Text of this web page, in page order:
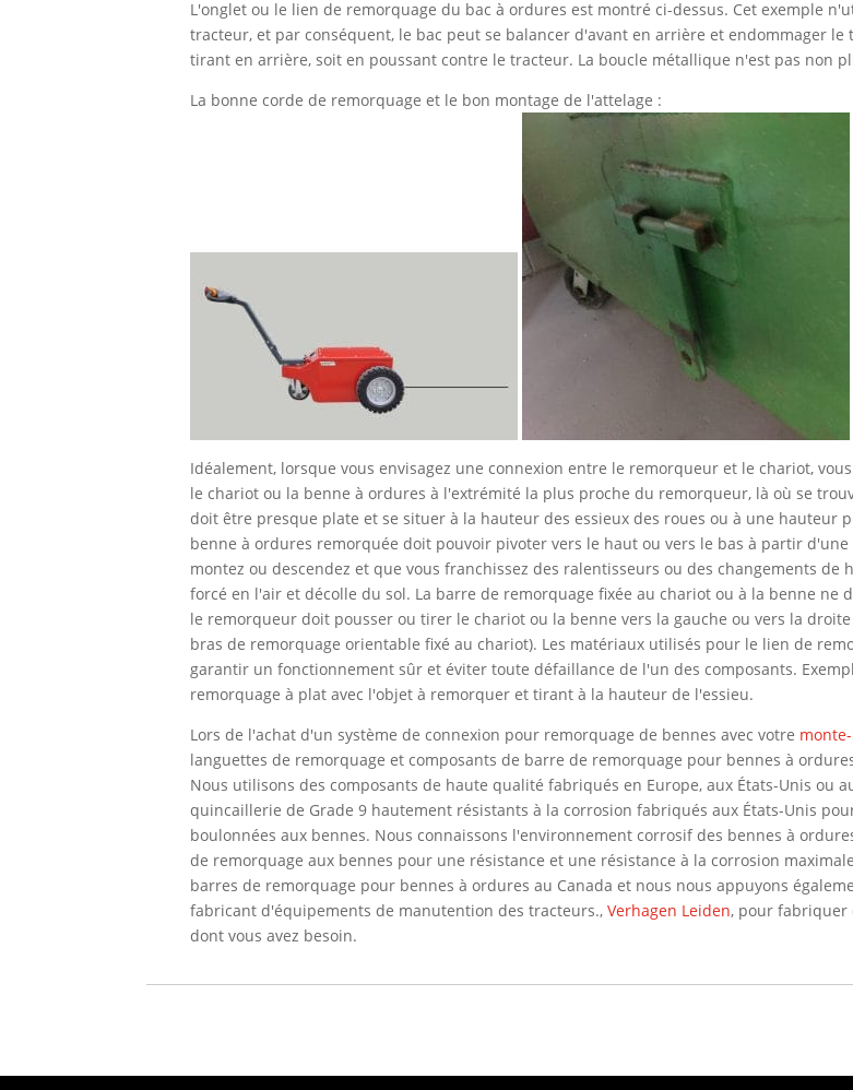
L'onglet ou le lien de remorquage du bac à ordures est montré ci-dessus. Cet exemple
tracteur, et par conséquent, le bac peut se balancer d'avant en arrière et endommager
tirant en arrière, soit en poussant contre le tracteur. La boucle métallique n'est pas non
La bonne corde de remorquage et le bon montage de l'attelage :
Idéalement, lorsque vous envisagez une connexion entre le remorqueur et le chariot,
le chariot ou la benne à ordures à l'extrémité la plus proche du remorqueur, là où se
doit être presque plate et se situer à la hauteur des essieux des roues ou à une hauteur
benne à ordures remorquée doit pouvoir pivoter vers le haut ou vers le bas à partir
montez ou descendez et que vous franchissez des ralentisseurs ou des changements
forcé en l'air et décolle du sol. La barre de remorquage fixée au chariot ou à la benne ne
le remorqueur doit pousser ou tirer le chariot ou la benne vers la gauche ou vers la
bras de remorquage orientable fixé au chariot). Les matériaux utilisés pour le lien de
garantir un fonctionnement sûr et éviter toute défaillance de l'un des composants.
remorquage à plat avec l'objet à remorquer et tirant à la hauteur de l'essieu.
Lors de l'achat d'un système de connexion pour remorquage de bennes avec votre
languettes de remorquage et composants de barre de remorquage pour bennes à
Nous utilisons des composants de haute qualité fabriqués en Europe, aux États-Unis ou
quincaillerie de Grade 9 hautement résistants à la corrosion fabriqués aux États-Unis
boulonnées aux bennes. Nous connaissons l'environnement corrosif des bennes à
de remorquage aux bennes pour une résistance et une résistance à la corrosion
barres de remorquage pour bennes à ordures au Canada et nous nous appuyons
fabricant d'équipements de manutention des tracteurs.,Verhagen Leiden, pour fabriquer
dont vous avez besoin.